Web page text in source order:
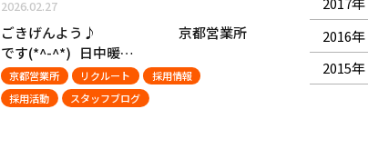
2026.02.27
ごきげんよう♪ 京都営業所
です(*^-^*) 日中暖…
京都営業所 リクルート
採用情報
採用活動
スタッフブログ
2016年
2015年